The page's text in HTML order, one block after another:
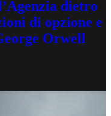
dietro
di opzione e
Orwell